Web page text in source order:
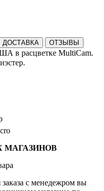
ДОСТАВКА ОТЗЫВЫ
в расцветке MultiCam.
МАГАЗИНОВ
с менедежром вы